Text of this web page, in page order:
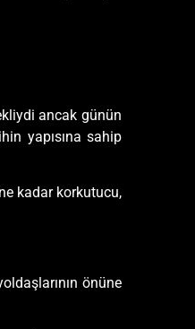
ancak günün
yapısına sahip
kadar korkutucu,
önüne